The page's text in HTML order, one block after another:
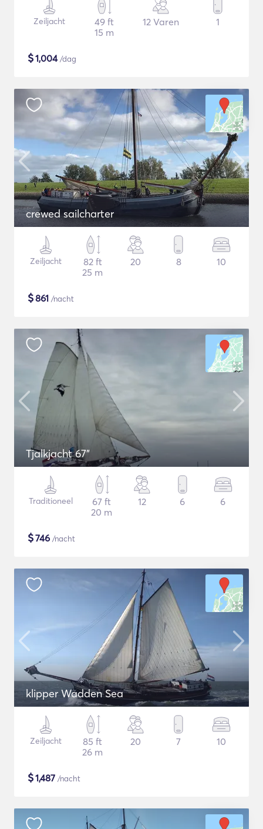
Zeiljacht
49 ft
15 m
12 Varen 1
$1,004/dag
crewed sailcharter
Zeiljacht
82 ft
25 m
20 8 10
$861 /nacht
Tjalkjacht 67"
Traditioneel
67 ft
20 m
12 6 6
$746 /nacht
klipper Wadden Sea
Zeiljacht
85 ft
26 m
20 7 10
$1,487 /nacht